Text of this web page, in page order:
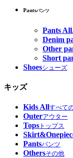
Pantsパンツ
Pants All
Denim
Other
Short
Shoesシューズ
キッズ
Kids Allすべて
Outerアウター
Tops トップス
Pantsパンツ
Othersその他